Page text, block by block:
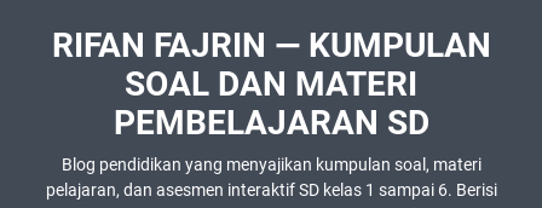
RIFAN FAJRIN — KUMPULAN
SOAL DAN MATERI
PEMBELAJARAN SD
Blog pendidikan yang menyajikan kumpulan soal, materi
pelajaran, dan asesmen interaktif SD kelas 1 sampai 6. Berisi